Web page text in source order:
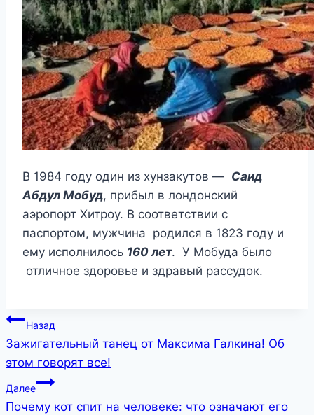
В 1984 году один из хунзакутов — Саид
Абдул Мобуд, прибыл в лондонский
аэропорт Хитроу. В соответствии с
паспортом, мужчина родился в 1823 году и
ему исполнилось 160 лет. У Мобуда было
отличное здоровье и здравый рассудок.
Навигация
по
записям
Назад
Зажигательный танец от Максима Галкина! Об
этом говорят все!
Далее
Почему кот спит на человеке: что означают его